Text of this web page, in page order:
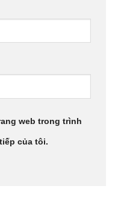
web trong trình
của tôi.